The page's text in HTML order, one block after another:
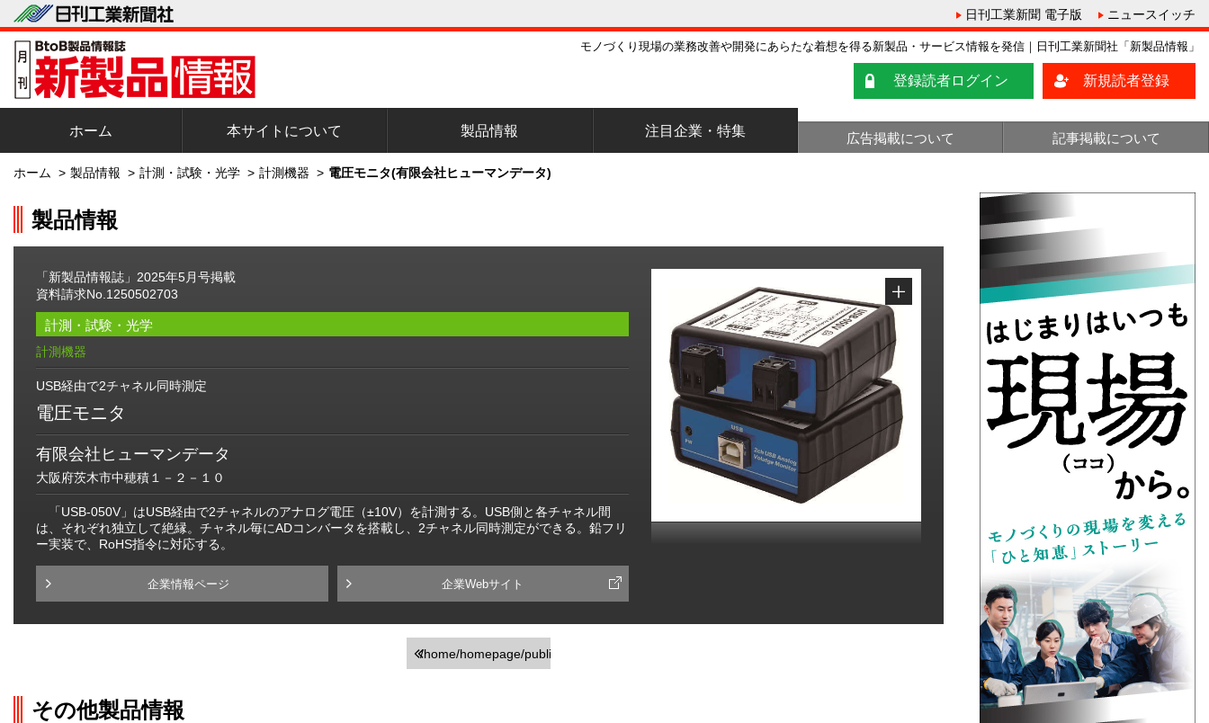
日刊工業新聞 電子版 ニュースイッチ
モノづくり現場の業務改善や開発にあらたな着想を得る新製品・サービス情報を発信｜日刊工業新聞社「新製品情報」
登録読者ログイン 新規読者登録
ホーム 本サイトについて 製品情報 注目企業・特集 広告掲載について 記事掲載について
ホーム > 製品情報 > 計測・試験・光学 > 計測機器 > 電圧モニタ(有限会社ヒューマンデータ)
製品情報
「新製品情報誌」2025年5月号掲載
資料請求No.1250502703
計測・試験・光学
計測機器
USB経由で2チャネル同時測定
電圧モニタ
有限会社ヒューマンデータ
大阪府茨木市中穂積１－２－１０
「USB-050V」はUSB経由で2チャネルのアナログ電圧（±10V）を計測する。USB側と各チャネル間
は、それぞれ独立して絶縁。チャネル毎にADコンバータを搭載し、2チャネル同時測定ができる。鉛フリ
ー実装で、RoHS指令に対応する。
企業情報ページ 企業Webサイト
/home/homepage/public_html/usr/detail_products.php
その他製品情報